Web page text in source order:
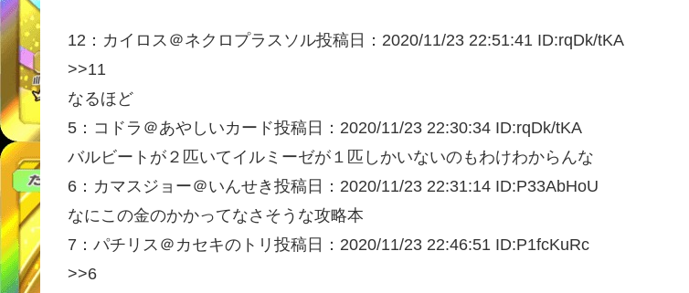
12： カイロス＠ネクロプラスソル投稿日：2020/11/23 22:51:41 ID:rqDk/tKA
>>11
なるほど
5： コドラ＠あやしいカード投稿日：2020/11/23 22:30:34 ID:rqDk/tKA
バルビートが２匹いてイルミーゼが１匹しかいないのもわけわからんな
6： カマスジョー＠いんせき 投稿日：2020/11/23 22:31:14 ID:P33AbHoU
なにこの金のかかってなさそうな攻略本
7： パチリス＠カセキのトリ 投稿日：2020/11/23 22:46:51 ID:P1fcKuRc
>>6